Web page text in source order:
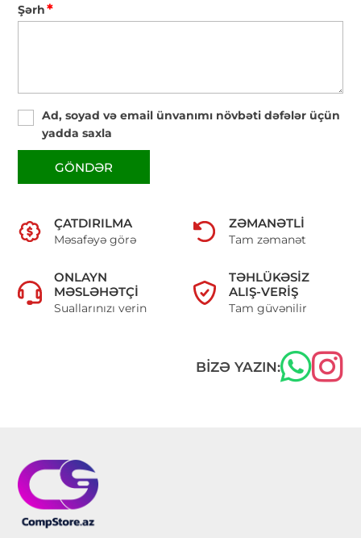
Şərh*
Ad, soyad və email ünvanımı növbəti dəfələr üçün
yadda saxla
GÖNDƏR
ÇATDIRILMA
Məsafəyə görə
ZƏMANƏTLI
Tam zəmanət
ONLAYN
MƏSLƏHƏTÇI
Suallarınızı verin
TƏHLÜKƏSIZ
ALIŞ-VERIŞ
Tam güvənilir
BIZƏ YAZIN: